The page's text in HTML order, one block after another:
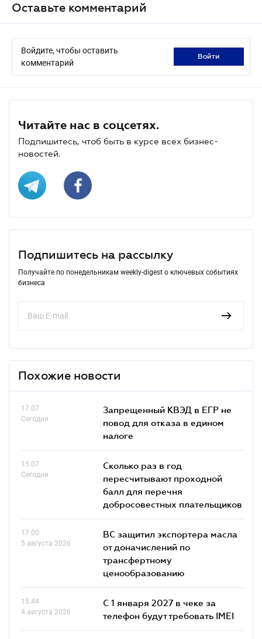
Оставьте комментарий
Войдите, чтобы оставить
комментарий
войти
Читайте нас в соцсетях.
Подпишитесь, чтоб быть в курсе всех бизнес-
новостей.
Подпишитесь на рассылку
Получайте по понедельникам weekly-digest о ключевых событиях
бизнеса
Похожие новости
17.07
Сегодня
Запрещенный КВЭД в ЕГР не
повод для отказа в едином
налоге
15.07
Сегодня
Сколько раз в год
пересчитывают проходной
балл для перечня
добросовестных плательщиков
17.00
5 августа 2026
ВС защитил экспортера масла
от доначислений по
трансфертному
ценообразованию
15.44
4 августа 2026
С 1 января 2027 в чеке за
телефон будут требовать IMEI